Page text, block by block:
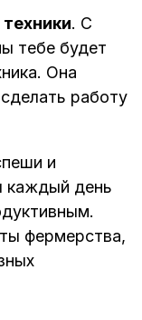
. С
тебе будет
Она
работу
и
каждый день
фермерства,